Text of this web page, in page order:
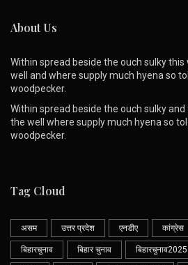
About Us
Within spread beside the ouch sulky
well and where supply much hyena so
woodpecker.
Within spread beside the ouch sulky
the well where supply much hyena so
woodpecker.
Tag Cloud
असम उत्तर प्रदेश एनडीए कांग्रेस
बिहारचुनाव बिहार चुनाव बिहारचुनाव2025